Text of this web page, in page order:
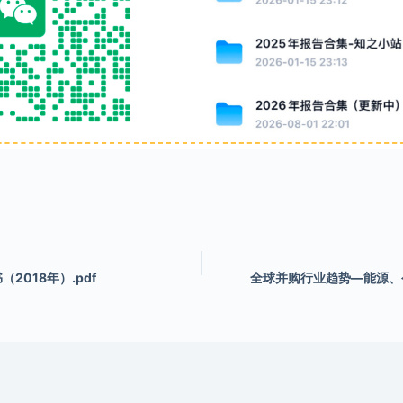
（2018年）.pdf 全球并购行业趋势—能源